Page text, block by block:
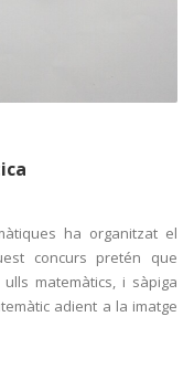
ha organitzat el
concurs pretén que
matemàtics, i sàpiga
adient a la imatge